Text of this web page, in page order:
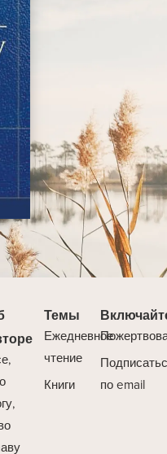
Темы
Ежедневное
чтение
Книги
по email